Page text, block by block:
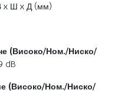
x Ш x Д (мм)
(Високо/Ном./Ниско/
dB
(Високо/Ном./Ниско/